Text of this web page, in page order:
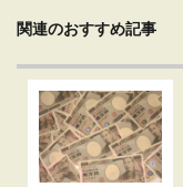
関連のおすすめ記事